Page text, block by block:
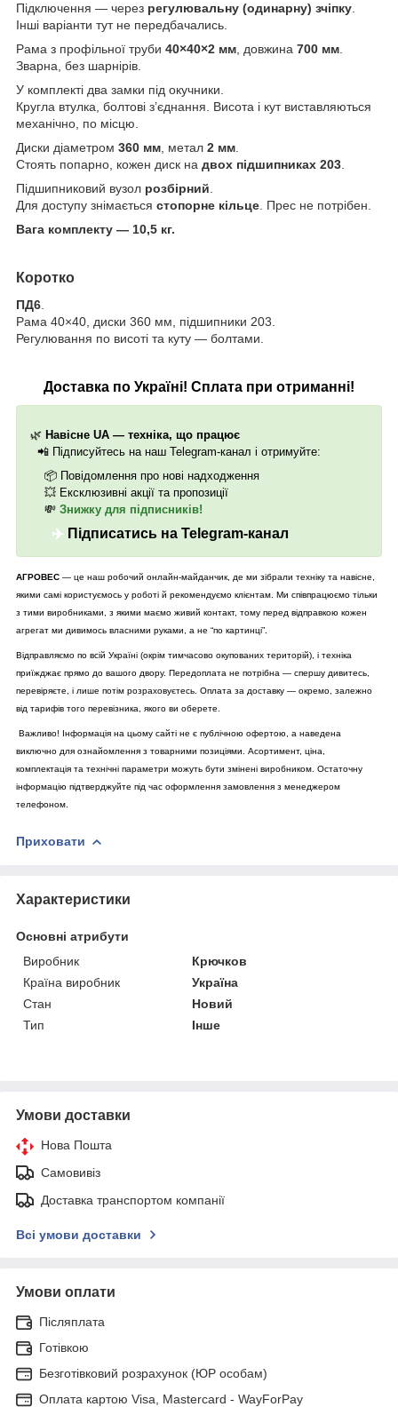
Підключення — через регулювальну (одинарну) зчіпку.
Інші варіанти тут не передбачались.
Рама з профільної труби 40×40×2 мм, довжина 700 мм.
Зварна, без шарнірів.
У комплекті два замки під окучники.
Кругла втулка, болтові з’єднання. Висота і кут виставляються
механічно, по місцю.
Диски діаметром 360 мм, метал 2 мм.
Стоять попарно, кожен диск на двох підшипниках 203.
Підшипниковий вузол розбірний.
Для доступу знімається стопорне кільце. Прес не потрібен.
Вага комплекту — 10,5 кг.
Коротко
ПД6
Рама 40×40, диски 360 мм, підшипники 203.
Регулювання по висоті та куту — болтами.
Доставка по Україні! Сплата при отриманні!
🌿 Навісне UA — техніка, що працює
📲 Підписуйтесь на наш Telegram-канал і отримуйте:
📦 Повідомлення про нові надходження
💥 Ексклюзивні акції та пропозиції
💸 Знижку для підписників!
✈️ Підписатись на Telegram-канал
АГРОВЕС — це наш робочий онлайн-майданчик, де ми зібрали техніку та навісне,
якими самі користуємось у роботі й рекомендуємо клієнтам. Ми співпрацюємо тільки
з тими виробниками, з якими маємо живий контакт, тому перед відправкою кожен
агрегат ми дивимось власними руками, а не “по картинці”.
Відправляємо по всій Україні (окрім тимчасово окупованих територій), і техніка
приїжджає прямо до вашого двору. Передоплата не потрібна — спершу дивитесь,
перевіряєте, і лише потім розраховуєтесь. Оплата за доставку — окремо, залежно
від тарифів того перевізника, якого ви оберете.
Важливо! Інформація на цьому сайті не є публічною офертою, а наведена
виключно для ознайомлення з товарними позиціями. Асортимент, ціна,
комплектація та технічні параметри можуть бути змінені виробником. Остаточну
інформацію підтверджуйте під час оформлення замовлення з менеджером
телефоном.
Приховати
Характеристики
Основні атрибути
Виробник
Крючков
Країна виробник
Україна
Стан
Новий
Тип
Інше
Умови доставки
Нова Пошта
Самовивіз
Доставка транспортом компанії
Всі умови доставки
Умови оплати
Післяплата
Готівкою
Безготівковий розрахунок (ЮР особам)
Оплата картою Visa, Mastercard - WayForPay